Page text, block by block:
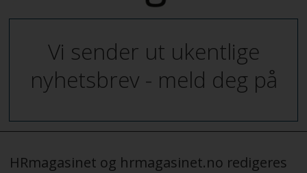
Vi sender ut ukentlige
nyhetsbrev - meld deg på
HRmagasinet og hrmagasinet.no redigeres